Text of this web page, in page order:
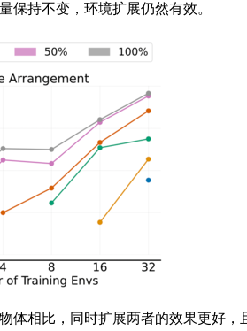
持不变，环境扩展仍然有效。
比，同时扩展两者的效果更好，